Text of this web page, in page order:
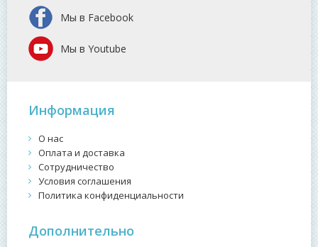
Мы в Facebook
Мы в Youtube
Информация
О нас
Оплата и доставка
Сотрудничество
Условия соглашения
Политика конфиденциальности
Дополнительно